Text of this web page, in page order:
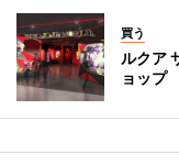
買う
ルクア
ョップ